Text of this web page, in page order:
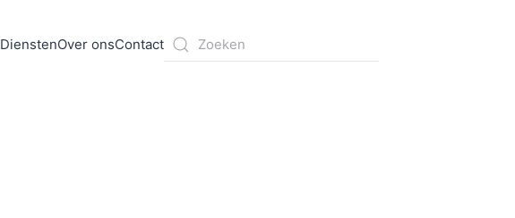
DienstenOver onsContact